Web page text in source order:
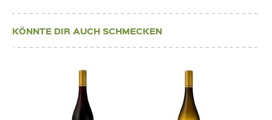
KÖNNTE DIR AUCH SCHMECKEN